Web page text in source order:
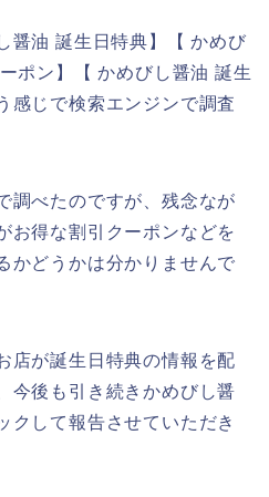
醤油 誕生日特典】【 かめび
ポン】【 かめびし醤油 誕生
感じで検索エンジンで調査
調べたのですが、残念なが
お得な割引クーポンなどを
かどうかは分かりませんで
店が誕生日特典の情報を配
今後も引き続きかめびし醤
クして報告させていただき